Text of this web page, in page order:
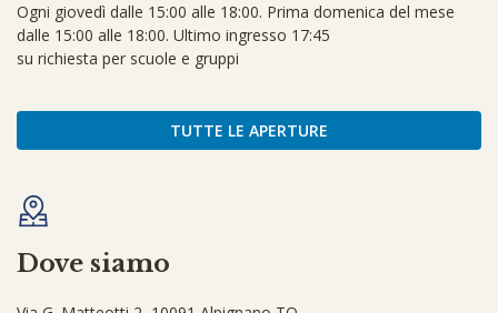
Ogni giovedì dalle 15:00 alle 18:00. Prima domenica del mese
dalle 15:00 alle 18:00. Ultimo ingresso 17:45
su richiesta per scuole e gruppi
TUTTE LE APERTURE
Dove siamo